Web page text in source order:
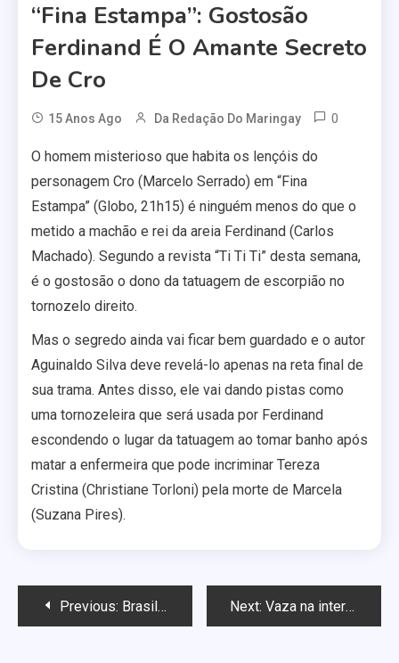
“Fina Estampa”: Gostosão
Ferdinand É O Amante Secreto
De Cro
15 Anos Ago Da Redação Do Maringay 0
O homem misterioso que habita os lençóis do
personagem Cro (Marcelo Serrado) em “Fina
Estampa” (Globo, 21h15) é ninguém menos do que o
metido a machão e rei da areia Ferdinand (Carlos
Machado). Segundo a revista “Ti Ti Ti” desta semana,
é o gostosão o dono da tatuagem de escorpião no
tornozelo direito.
Mas o segredo ainda vai ficar bem guardado e o autor
Aguinaldo Silva deve revelá-lo apenas na reta final de
sua trama. Antes disso, ele vai dando pistas como
uma tornozeleira que será usada por Ferdinand
escondendo o lugar da tatuagem ao tomar banho após
matar a enfermeira que pode incriminar Tereza
Cristina (Christiane Torloni) pela morte de Marcela
(Suzana Pires).
Navegação
Previous: Brasil está “baixando a guarda” na prevenção da aids, alerta infectologista Next: Vaza na internet versão de Amy Winehouse para Garota de Ipanema